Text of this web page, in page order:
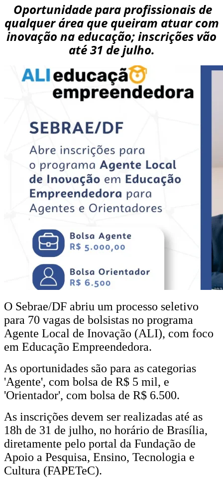
Oportunidade para profissionais de
qualquer área que queiram atuar com
inovação na educação; inscrições vão
até 31 de julho.
O Sebrae/DF abriu um processo seletivo
para 70 vagas de bolsistas no programa
Agente Local de Inovação (ALI), com foco
em Educação Empreendedora.
As oportunidades são para as categorias
'Agente', com bolsa de R$ 5 mil, e
'Orientador', com bolsa de R$ 6.500.
As inscrições devem ser realizadas até as
18h de 31 de julho, no horário de Brasília,
diretamente pelo portal da Fundação de
Apoio a Pesquisa, Ensino, Tecnologia e
Cultura (FAPETeC).